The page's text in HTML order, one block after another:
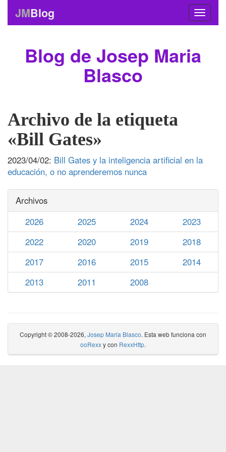
JMBlog
Blog de Josep Maria
Blasco
Archivo de la etiqueta
«Bill Gates»
2023/04/02: Bill Gates y la inteligencia artificial en la
educación, o no aprenderemos nunca
Archivos
2026
2025 2024
2023
2022
2020 2019
2018
2017
2016 2015
2014
2013
2011 2008
Copyright © 2008-2026, Josep Maria Blasco. Esta web funciona con
ooRexxy con RexxHttp.